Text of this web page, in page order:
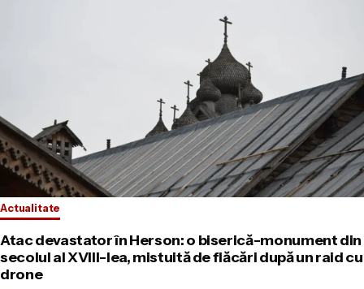
Actualitate
Atac devastator în Herson: o biserică-monument din
secolul al XVIII-lea, mistuită de flăcări după un raid cu
drone